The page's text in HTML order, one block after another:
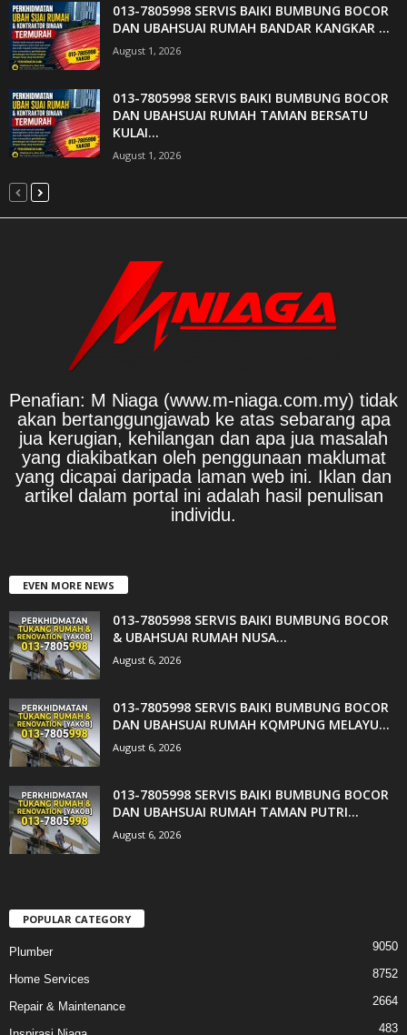
013-7805998 SERVIS BAIKI BUMBUNG BOCOR
DAN UBAHSUAI RUMAH BANDAR KANGKAR ...
August 1, 2026
013-7805998 SERVIS BAIKI BUMBUNG BOCOR
DAN UBAHSUAI RUMAH TAMAN BERSATU
KULAI...
August 1, 2026
Penafian: M Niaga (www.m-niaga.com.my) tidak
akan bertanggungjawab ke atas sebarang apa
jua kerugian, kehilangan dan apa jua masalah
yang diakibatkan oleh penggunaan maklumat
yang dicapai daripada laman web ini. Iklan dan
artikel dalam portal ini adalah hasil penulisan
individu.
EVEN MORE NEWS
013-7805998 SERVIS BAIKI BUMBUNG BOCOR
& UBAHSUAI RUMAH NUSA...
August 6, 2026
013-7805998 SERVIS BAIKI BUMBUNG BOCOR
DAN UBAHSUAI RUMAH KQMPUNG MELAYU...
August 6, 2026
013-7805998 SERVIS BAIKI BUMBUNG BOCOR
DAN UBAHSUAI RUMAH TAMAN PUTRI...
August 6, 2026
POPULAR CATEGORY
Plumber 9050
Home Services 8752
Repair & Maintenance 2664
483